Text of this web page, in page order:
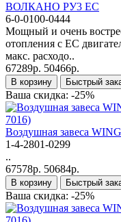
ВОЛКАНО РУ3 EC
6-0-0100-0444
Мощный и очень
отопления с ЕС
макс. расходо..
67289р. 50466р.
В корзину Быстрый
Ваша скидка: -25%
Bоздушная завеса
1-4-2801-0299
..
67578р. 50684р.
В корзину Быстрый
Ваша скидка: -25%